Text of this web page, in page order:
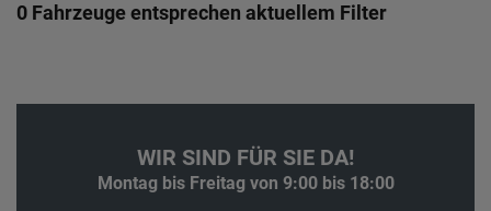
0 Fahrzeuge entsprechen aktuellem Filter
WIR SIND FÜR SIE DA!
Montag bis Freitag von 9:00 bis 18:00